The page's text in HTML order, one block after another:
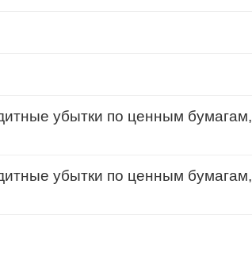
убытки по ценным бумагам,
убытки по ценным бумагам,